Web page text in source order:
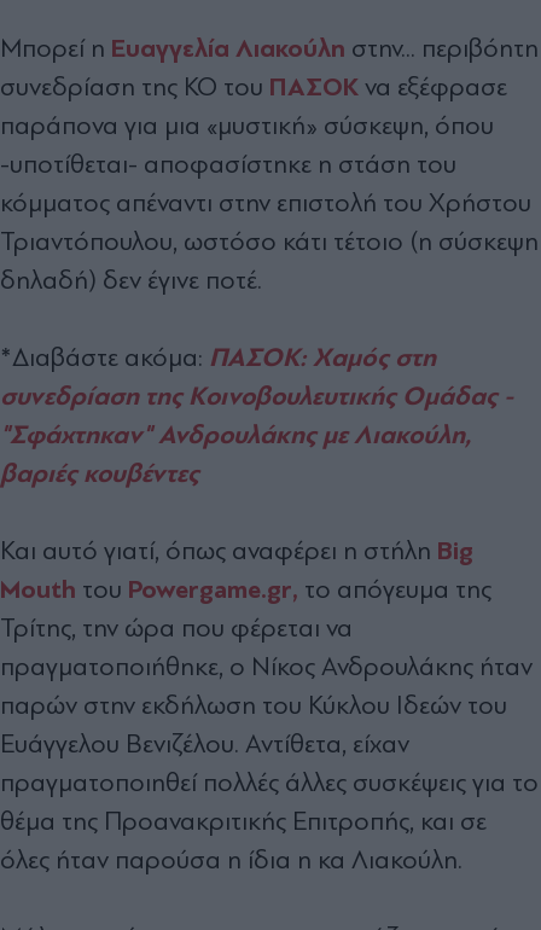
Μπορεί η Ευαγγελία Λιακούλη στην... περιβόητη
συνεδρίαση της ΚΟ του ΠΑΣΟΚ να εξέφρασε
παράπονα για μια «μυστική» σύσκεψη, όπου
-υποτίθεται- αποφασίστηκε η στάση του
κόμματος απέναντι στην επιστολή του Χρήστου
Τριαντόπουλου, ωστόσο κάτι τέτοιο (η σύσκεψη
δηλαδή) δεν έγινε ποτέ.
*Διαβάστε ακόμα: ΠΑΣΟΚ: Χαμός στη
συνεδρίαση της Κοινοβουλευτικής Ομάδας -
"Σφάχτηκαν" Ανδρουλάκης με Λιακούλη,
βαριές κουβέντες
Και αυτό γιατί, όπως αναφέρει η στήλη Big
Mouth του Powergame.gr, το απόγευμα της
Τρίτης, την ώρα που φέρεται να
πραγματοποιήθηκε, ο Νίκος Ανδρουλάκης ήταν
παρών στην εκδήλωση του Κύκλου Ιδεών του
Ευάγγελου Βενιζέλου. Αντίθετα, είχαν
πραγματοποιηθεί πολλές άλλες συσκέψεις για το
θέμα της Προανακριτικής Επιτροπής, και σε
όλες ήταν παρούσα η ίδια η κα Λιακούλη.